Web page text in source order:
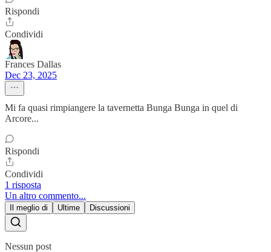
Rispondi
Condividi
Frances Dallas
Dec 23, 2025
Mi fa quasi rimpiangere la tavernetta Bunga Bunga in quel di
Arcore...
Rispondi
Condividi
1 risposta
Un altro commento...
Il meglio di Ultime Discussioni
Nessun post